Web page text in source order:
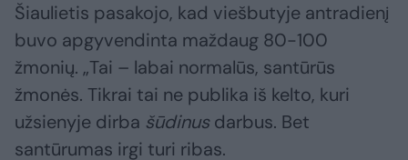
Šiaulietis pasakojo, kad viešbutyje antradienį
buvo apgyvendinta maždaug 80-100
žmonių. „Tai – labai normalūs, santūrūs
žmonės. Tikrai tai ne publika iš kelto, kuri
užsienyje dirba šūdinusdarbus. Bet
santūrumas irgi turi ribas.